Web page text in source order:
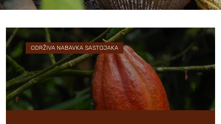
ODRŽIVA NABAVKA SASTOJAKA